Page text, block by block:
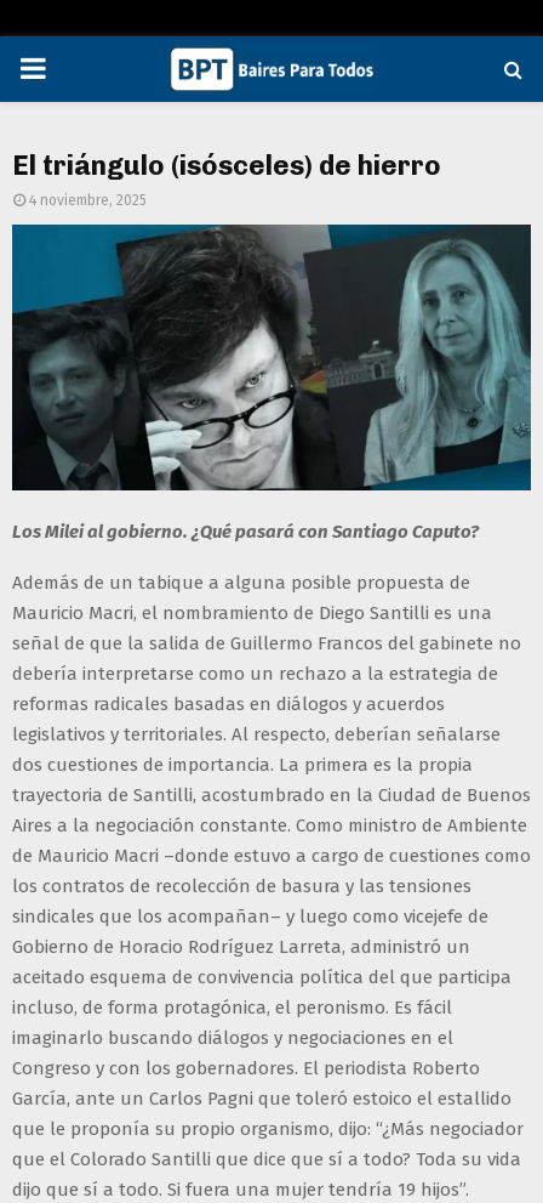
PRIMARY
El triángulo (isósceles) de hierro
4 noviembre, 2025
Los Milei al gobierno. ¿Qué pasará con Santiago Caputo?
Además de un tabique a alguna posible propuesta de
Mauricio Macri, el nombramiento de Diego Santilli es una
señal de que la salida de Guillermo Francos del gabinete no
debería interpretarse como un rechazo a la estrategia de
reformas radicales basadas en diálogos y acuerdos
legislativos y territoriales. Al respecto, deberían señalarse
dos cuestiones de importancia. La primera es la propia
trayectoria de Santilli, acostumbrado en la Ciudad de Buenos
Aires a la negociación constante. Como ministro de Ambiente
de Mauricio Macri –donde estuvo a cargo de cuestiones como
los contratos de recolección de basura y las tensiones
sindicales que los acompañan– y luego como vicejefe de
Gobierno de Horacio Rodríguez Larreta, administró un
aceitado esquema de convivencia política del que participa
incluso, de forma protagónica, el peronismo. Es fácil
imaginarlo buscando diálogos y negociaciones en el
Congreso y con los gobernadores. El periodista Roberto
García, ante un Carlos Pagni que toleró estoico el estallido
que le proponía su propio organismo, dijo: “¿Más negociador
que el Colorado Santilli que dice que sí a todo? Toda su vida
dijo que sí a todo. Si fuera una mujer tendría 19 hijos”.